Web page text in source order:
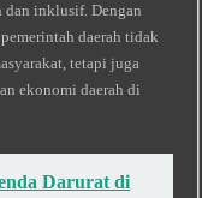
dan inklusif. Dengan
daerah tidak
tetapi juga
ekonomi daerah di
Darurat di